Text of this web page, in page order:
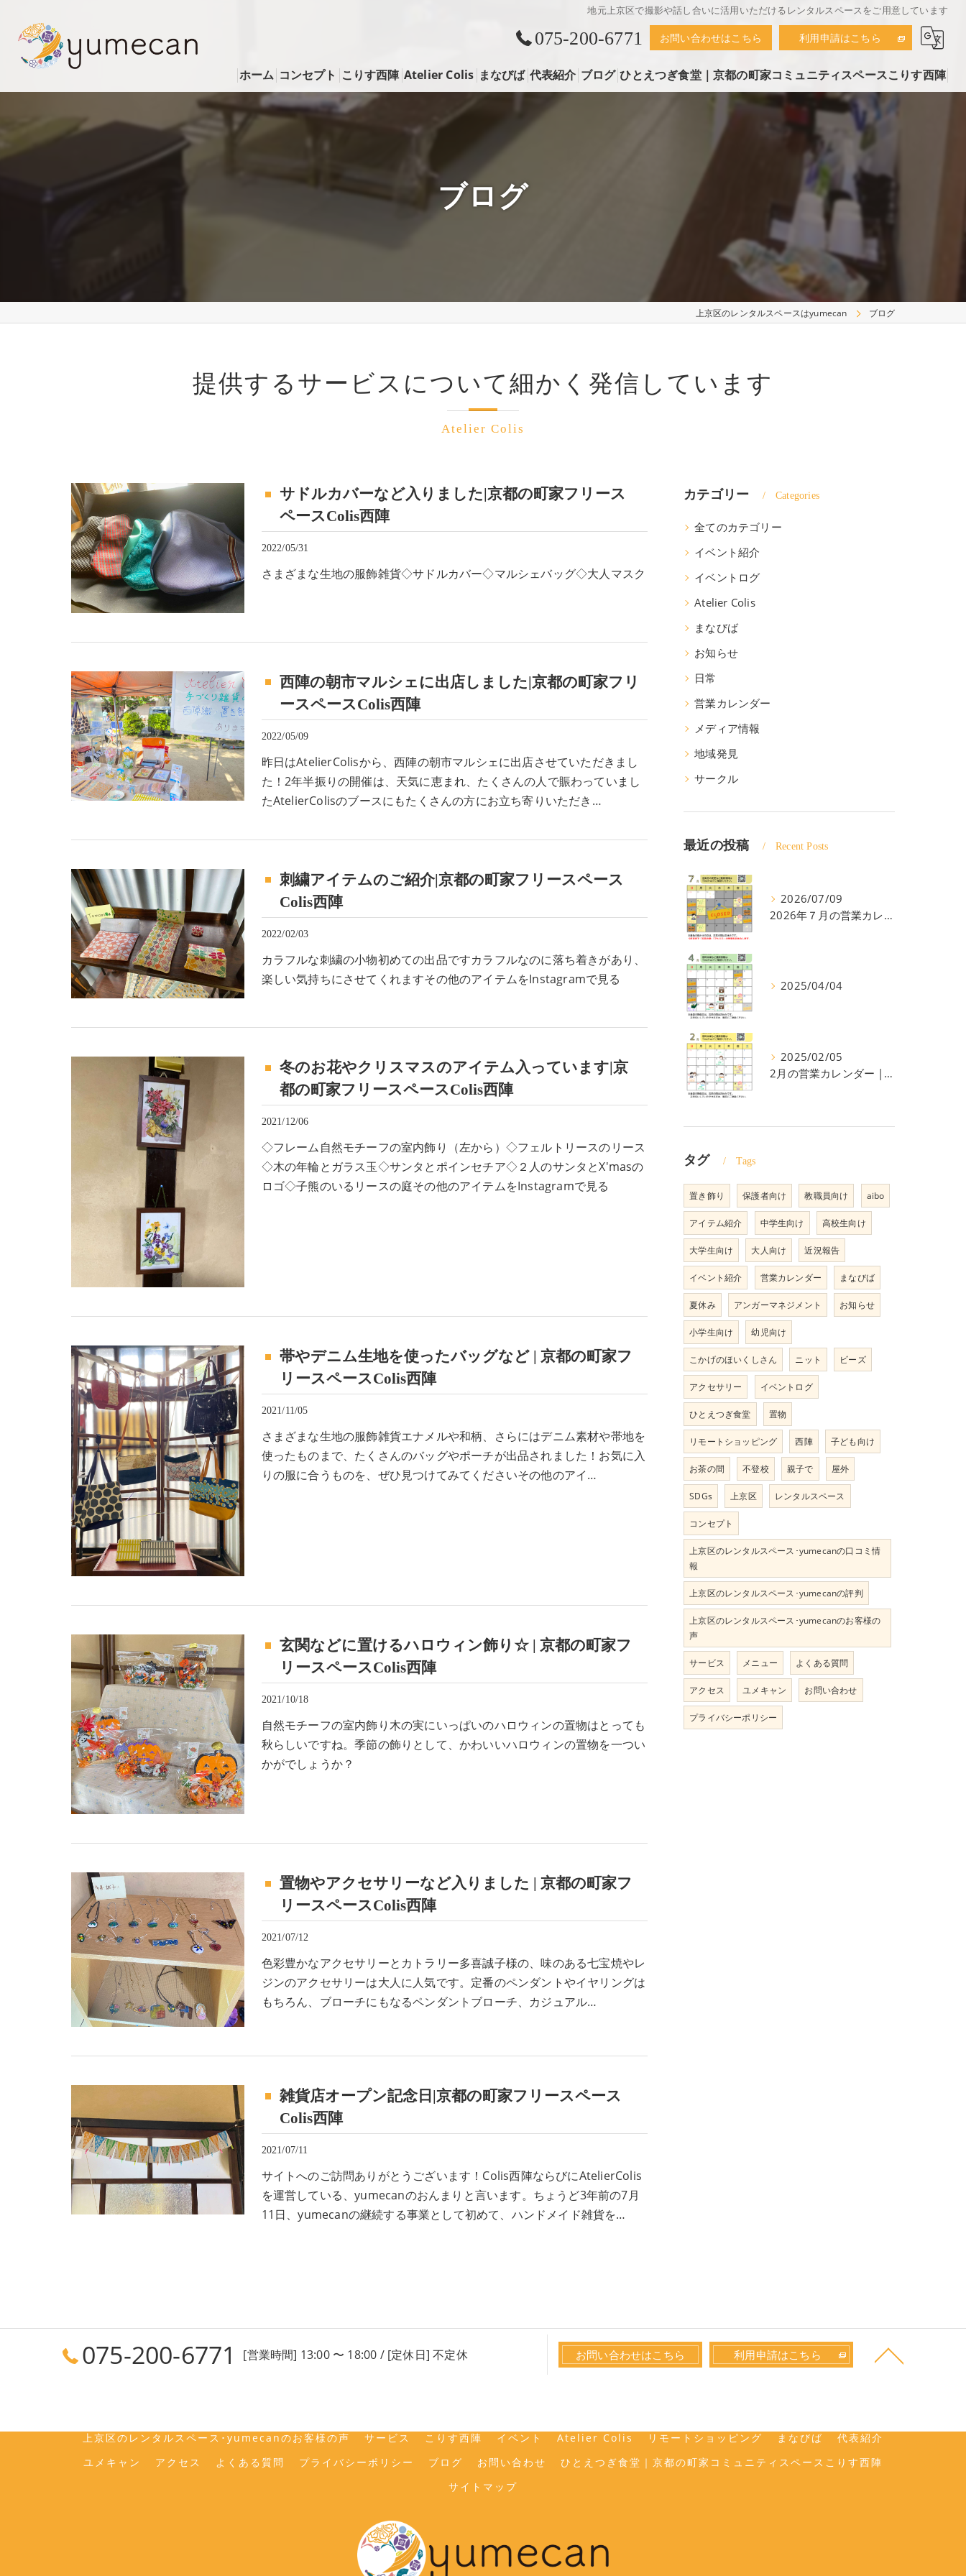
地元上京区で撮影や話し合いに活用いただけるレンタルスペースをご用意しています
075-200-6771 お問い合わせはこちら 利用申請はこちら
ホーム コンセプト こりす西陣 Atelier Colis
リモートショッピング
まなびば 代表紹介 ブログ ひとえつぎ食堂｜京都の町家コミュニティスペースこりす西陣
ブログ
上京区のレンタルスペースはyumecan ブログ
提供するサービスについて細かく発信しています
Atelier Colis
サドルカバーなど入りました|京都の町家フリース
ペースColis西陣
2022/05/31
さまざまな生地の服飾雑貨◇サドルカバー◇マルシェバッグ◇大人マスク
西陣の朝市マルシェに出店しました|京都の町家フリ
ースペースColis西陣
2022/05/09
昨日はAtelierColisから、西陣の朝市マルシェに出店させていただきまし
た！2年半振りの開催は、天気に恵まれ、たくさんの人で賑わっていまし
たAtelierColisのブースにもたくさんの方にお立ち寄りいただき…
刺繍アイテムのご紹介|京都の町家フリースペース
Colis西陣
2022/02/03
カラフルな刺繍の小物初めての出品ですカラフルなのに落ち着きがあり、
楽しい気持ちにさせてくれますその他のアイテムをInstagramで見る
冬のお花やクリスマスのアイテム入っています|京
都の町家フリースペースColis西陣
2021/12/06
◇フレーム自然モチーフの室内飾り（左から）◇フェルトリースのリース
◇木の年輪とガラス玉◇サンタとポインセチア◇２人のサンタとX'masの
ロゴ◇子熊のいるリースの庭その他のアイテムをInstagramで見る
帯やデニム生地を使ったバッグなど | 京都の町家フ
リースペースColis西陣
2021/11/05
さまざまな生地の服飾雑貨エナメルや和柄、さらにはデニム素材や帯地を
使ったものまで、たくさんのバッグやポーチが出品されました！お気に入
りの服に合うものを、ぜひ見つけてみてくださいその他のアイ…
玄関などに置けるハロウィン飾り☆ | 京都の町家フ
リースペースColis西陣
2021/10/18
自然モチーフの室内飾り木の実にいっぱいのハロウィンの置物はとっても
秋らしいですね。季節の飾りとして、かわいいハロウィンの置物を一つい
かがでしょうか？
置物やアクセサリーなど入りました | 京都の町家フ
リースペースColis西陣
2021/07/12
色彩豊かなアクセサリーとカトラリー多喜誠子様の、味のある七宝焼やレ
ジンのアクセサリーは大人に人気です。定番のペンダントやイヤリングは
もちろん、ブローチにもなるペンダントブローチ、カジュアル…
雑貨店オープン記念日|京都の町家フリースペース
Colis西陣
2021/07/11
サイトへのご訪問ありがとうございます！Colis西陣ならびにAtelierColis
を運営している、yumecanのおんまりと言います。ちょうど3年前の7月
11日、yumecanの継続する事業として初めて、ハンドメイド雑貨を…
カテゴリー Categories
全てのカテゴリー
イベント紹介
イベントログ
Atelier Colis
まなびば
お知らせ
日常
営業カレンダー
メディア情報
地域発見
サークル
最近の投稿 Recent Posts
2026/07/09
2026年７月の営業カレンダー | 京都の町家コミュニティスペースこりす西陣
2025/04/04
2025/02/05
2月の営業カレンダー | 京都の町家コミュニティスペースこりす西陣
タグ Tags
置き飾り 保護者向け 教職員向け aibo
アイテム紹介 中学生向け 高校生向け
大学生向け 大人向け 近況報告
イベント紹介 営業カレンダー まなびば
夏休み アンガーマネジメント お知らせ
小学生向け 幼児向け
こかげのほいくしさん ニット ビーズ
アクセサリー イベントログ
ひとえつぎ食堂 置物
リモートショッピング 西陣 子ども向け
お茶の間 不登校 親子で 屋外
SDGs 上京区 レンタルスペース
コンセプト
上京区のレンタルスペース･yumecanの口コミ情
報
上京区のレンタルスペース･yumecanの評判
上京区のレンタルスペース･yumecanのお客様の
声
サービス メニュー よくある質問
アクセス ユメキャン お問い合わせ
プライバシーポリシー
075-200-6771 [営業時間] 13:00 〜 18:00 / [定休日] 不定休 お問い合わせはこちら 利用申請はこちら
上京区のレンタルスペース･yumecanのお客様の声
サービス こりす西陣 イベント Atelier Colis リモートショッピング まなびば
代表紹介
ユメキャン
アクセス よくある質問 プライバシーポリシー ブログ お問い合わせ
ひとえつぎ食堂｜京都の町家コミュニティスペースこりす西陣
サイトマップ